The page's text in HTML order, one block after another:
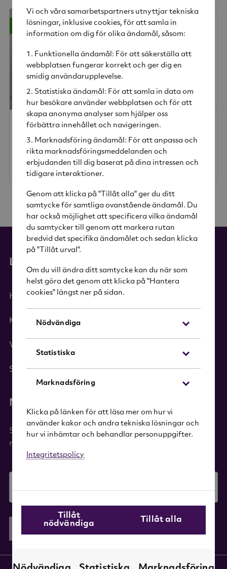
Vi och våra samarbetspartners utnyttjar tekniska
lösningar, inklusive cookies, för att samla in
information om dig för olika ändamål, såsom:
Funktionella ändamål: För att säkerställa att
webbplatsen fungerar korrekt och ger dig en
smidig användarupplevelse.
Statistiska ändamål: För att samla in data om
hur besökare använder webbplatsen och för att
skapa anonyma analyser som hjälper oss
förbättra innehållet och navigeringen.
Marknadsföring ändamål: För att anpassa och
rikta marknadsföringsmeddelanden och
erbjudanden till dig baserat på dina intressen och
tidigare interaktioner.
Genom att klicka på "Tillåt alla" ger du ditt
samtycke för samtliga ovanstående ändamål. Du
har också möjlighet att specificera vilka ändamål
du samtycker till genom att markera rutan
bredvid det specifika ändamålet och sedan klicka
på "Tillåt urval".
Om du vill ändra ditt samtycke kan du när som
helst göra det genom att klicka på "Hantera
cookies" längst ner på sidan.
Nödvändiga
Statistiska
Marknadsföring
Klicka på länken för att läsa mer om hur vi
använder kakor och andra tekniska lösningar och
hur vi inhämtar och behandlar personuppgifter.
Integritetspolicy
Tillåt
nödvändiga
Tillåt alla
Vattenkokare 1,5 L
Stelton
955 kr
Rek. pris
1 299 kr
-26%
Rörstrand
387 kr
-45%
Länkar
Hem
Kategorier
Varumärken
Sök i sortimentet
Nyhetsbrev
Signa upp dig på vårt nyhetsbrev och få 20%
rabatt på ditt första köp!